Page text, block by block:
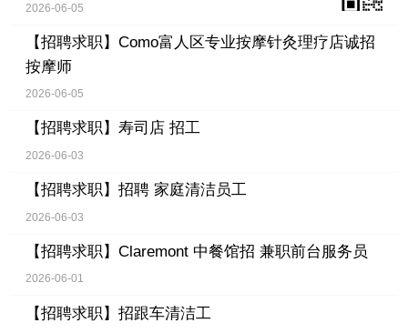
2026-06-05
【招聘求职】 Como富人区专业按摩针灸理疗店诚招
按摩师
2026-06-05
【招聘求职】 寿司店 招工
2026-06-03
【招聘求职】 招聘 家庭清洁员工
2026-06-03
【招聘求职】 Claremont 中餐馆招 兼职前台服务员
2026-06-01
【招聘求职】 招跟车清洁工